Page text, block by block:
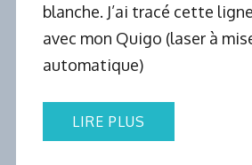
blanche. J’ai tracé cette
avec mon Quigo (laser à
automatique)
LIRE PLUS